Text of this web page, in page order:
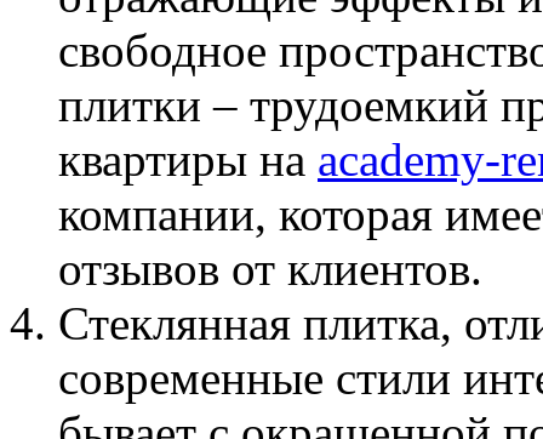
свободное
плитки – трудоемкий
квартиры на academy-
компании, которая
отзывов от клиентов.
Стеклянная плитка,
современные стили